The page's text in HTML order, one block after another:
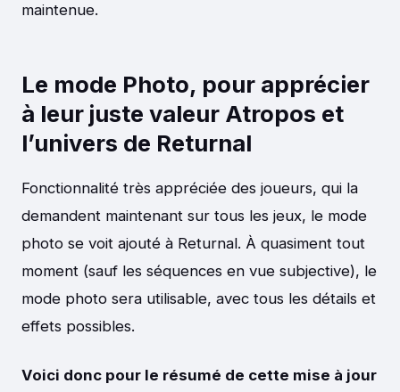
maintenue.
Le mode Photo, pour apprécier
à leur juste valeur Atropos et
l’univers de Returnal
Fonctionnalité très appréciée des joueurs, qui la
demandent maintenant sur tous les jeux, le mode
photo se voit ajouté à Returnal. À quasiment tout
moment (sauf les séquences en vue subjective), le
mode photo sera utilisable, avec tous les détails et
effets possibles.
Voici donc pour le résumé de cette mise à jour